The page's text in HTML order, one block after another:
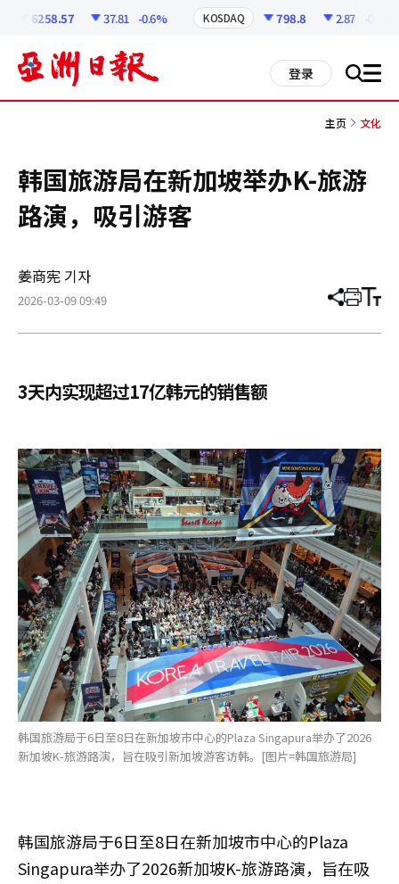
6258.57 37.81 -0.6% KOSDAQ 798.8 2.87 -0.36%
登录 搜 all
主页 文化
韩国旅游局在新加坡举办K-旅游
路演，吸引游客
姜商宪 기자
2026-03-09 09:49 分
章
打 调
小
3天内实现超过17亿韩元的销售额
韩国旅游局于6日至8日在新加坡市中心的Plaza Singapura举办了2026
新加坡K-旅游路演，旨在吸引新加坡游客访韩。[图片=韩国旅游局]
韩国旅游局于6日至8日在新加坡市中心的Plaza
Singapura举办了2026新加坡K-旅游路演，旨在吸